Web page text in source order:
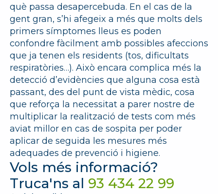
què passa desapercebuda. En el cas de la
gent gran, s’hi afegeix a més que molts dels
primers símptomes lleus es poden
confondre fàcilment amb possibles afeccions
que ja tenen els residents (tos, dificultats
respiratòries…). Això encara complica més la
detecció d’evidències que alguna cosa està
passant, des del punt de vista mèdic, cosa
que reforça la necessitat a parer nostre de
multiplicar la realització de tests com més
aviat millor en cas de sospita per poder
aplicar de seguida les mesures més
adequades de prevenció i higiene.
Vols més informació?
Truca'ns al 93 434 22 99